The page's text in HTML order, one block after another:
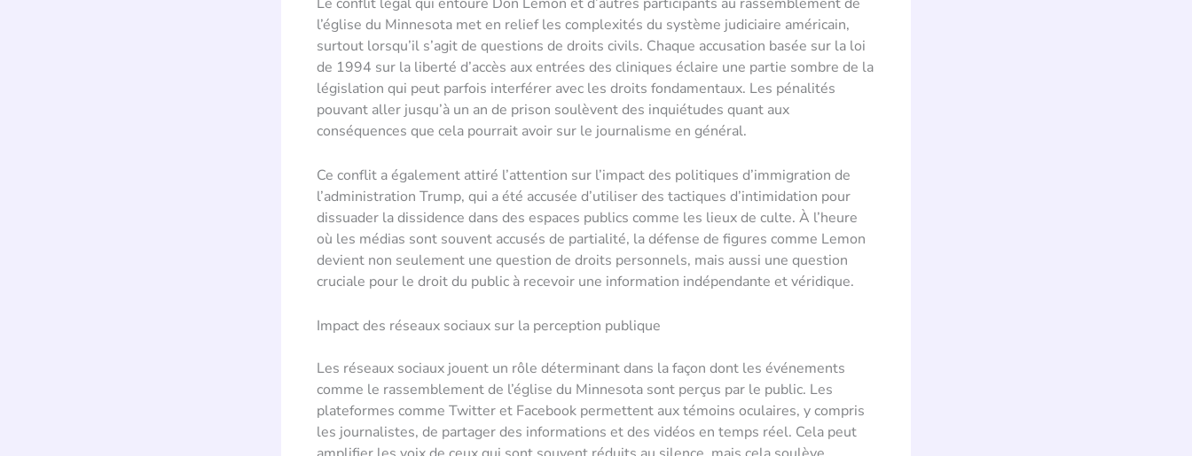
l’église du Minnesota met en relief les complexités du système judiciaire américain,
surtout lorsqu’il s’agit de questions de droits civils. Chaque accusation basée sur la loi
de 1994 sur la liberté d’accès aux entrées des cliniques éclaire une partie sombre de la
législation qui peut parfois interférer avec les droits fondamentaux. Les pénalités
pouvant aller jusqu’à un an de prison soulèvent des inquiétudes quant aux
conséquences que cela pourrait avoir sur le journalisme en général.
Ce conflit a également attiré l’attention sur l’impact des politiques d’immigration de
l’administration Trump, qui a été accusée d’utiliser des tactiques d’intimidation pour
dissuader la dissidence dans des espaces publics comme les lieux de culte. À l’heure
où les médias sont souvent accusés de partialité, la défense de figures comme Lemon
devient non seulement une question de droits personnels, mais aussi une question
cruciale pour le droit du public à recevoir une information indépendante et véridique.
Impact des réseaux sociaux sur la perception publique
Les réseaux sociaux jouent un rôle déterminant dans la façon dont les événements
comme le rassemblement de l’église du Minnesota sont perçus par le public. Les
plateformes comme Twitter et Facebook permettent aux témoins oculaires, y compris
les journalistes, de partager des informations et des vidéos en temps réel. Cela peut